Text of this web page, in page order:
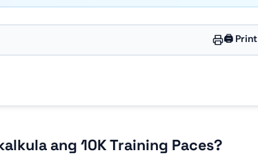
🖨️ Print
ang 10K Training Paces?